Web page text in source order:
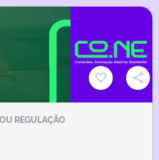
REGULAÇÃO